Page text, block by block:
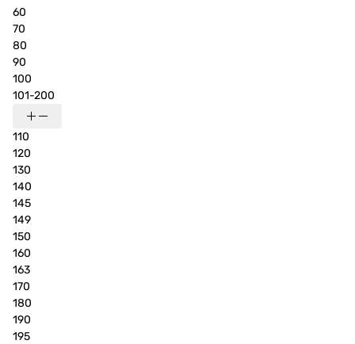
60
70
80
90
100
101-200
110
120
130
140
145
149
150
160
163
170
180
190
195